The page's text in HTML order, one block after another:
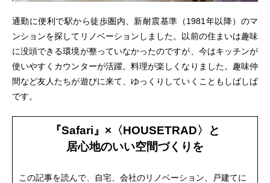
通勤に便利で駅から徒歩圏内、新耐震基準（1981年以降）のマ
ンションを探してリノベーションしました。以前の住まいは趣味
に没頭できる環境が整っていなかったのですが、今はキッチンが
使いやすくカウンターが活躍。料理が楽しくなりました。趣味仲
間など友人たちが遊びに来て、ゆっくりしていくこともしばしば
です。
『Safari』×〈HOUSETRAD〉と
居心地のいい空間づくりを
この記事を読んで、自宅、会社のリノベーション、戸建てに